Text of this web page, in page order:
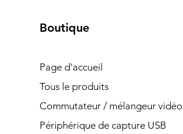
Boutique
Page d'accueil
Tous le produits
Commutateur / mélangeur vidéo
Périphérique de capture USB